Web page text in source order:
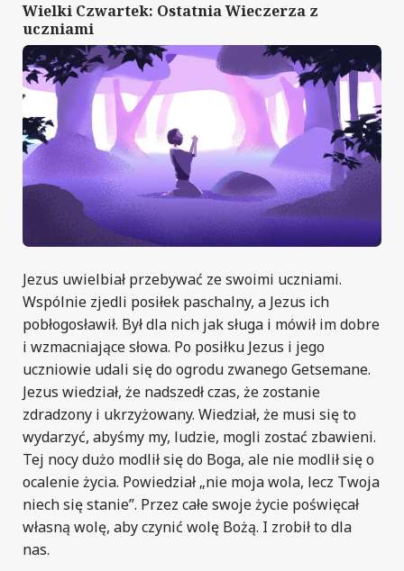
Wielki Czwartek: Ostatnia Wieczerza z
uczniami
Jezus uwielbiał przebywać ze swoimi uczniami.
Wspólnie zjedli posiłek paschalny, a Jezus ich
pobłogosławił. Był dla nich jak sługa i mówił im dobre
i wzmacniające słowa. Po posiłku Jezus i jego
uczniowie udali się do ogrodu zwanego Getsemane.
Jezus wiedział, że nadszedł czas, że zostanie
zdradzony i ukrzyżowany. Wiedział, że musi się to
wydarzyć, abyśmy my, ludzie, mogli zostać zbawieni.
Tej nocy dużo modlił się do Boga, ale nie modlił się o
ocalenie życia. Powiedział „nie moja wola, lecz Twoja
niech się stanie”. Przez całe swoje życie poświęcał
własną wolę, aby czynić wolę Bożą. I zrobił to dla
nas.